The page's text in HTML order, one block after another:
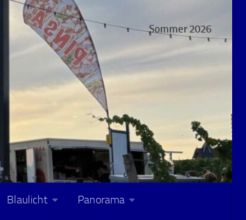
Sommer 2026
Blaulicht Panorama